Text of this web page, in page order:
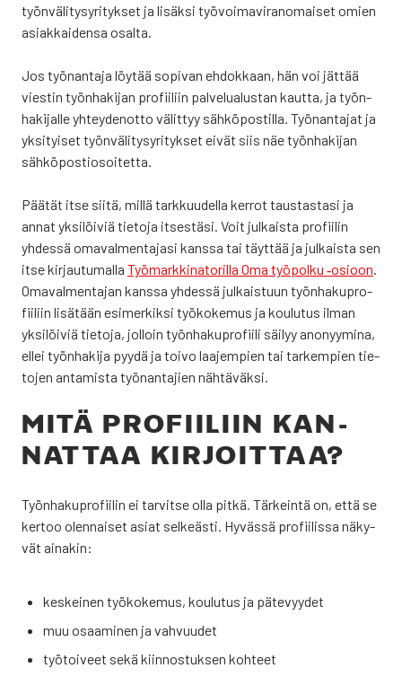
työn­vä­li­tys­yri­tyk­set ja lisäk­si työ­voi­ma­vi­ran­omai­set omien
asiak­kai­den­sa osal­ta.
Jos työ­nan­ta­ja löy­tää sopi­van ehdok­kaan, hän voi jät­tää
vies­tin työn­ha­ki­jan pro­fii­liin pal­ve­lua­lus­tan kaut­ta, ja työn­
ha­ki­jal­le yhtey­den­ot­to välit­tyy säh­kö­pos­til­la. Työ­nan­ta­jat ja
yksi­tyi­set työn­vä­li­tys­yri­tyk­set eivät siis näe työn­ha­ki­jan
säh­kö­pos­tio­soi­tet­ta.
Pää­tät itse sii­tä, mil­lä tark­kuu­del­la ker­rot taus­tas­ta­si ja
annat yksi­löi­viä tie­to­ja itses­tä­si. Voit jul­kais­ta pro­fii­lin
yhdes­sä oma­val­men­ta­ja­si kans­sa tai täyt­tää ja jul­kais­ta sen
itse kir­jau­tu­mal­la Työ­mark­ki­na­to­ril­la Oma työ­pol­ku ‑osioon.
Oma­val­men­ta­jan kans­sa yhdes­sä jul­kais­tuun työn­ha­ku­pro­
fii­liin lisä­tään esi­mer­kik­si työ­ko­ke­mus ja kou­lu­tus ilman
yksi­löi­viä tie­to­ja, jol­loin työn­ha­ku­pro­fii­li säi­lyy ano­nyy­mi­na,
ellei työn­ha­ki­ja pyy­dä ja toi­vo laa­jem­pien tai tar­kem­pien tie­
to­jen anta­mis­ta työ­nan­ta­jien näh­tä­väk­si.
MITÄ PRO­FII­LIIN KAN­
NAT­TAA KIR­JOIT­TAA?
Työn­ha­ku­pro­fii­lin ei tar­vit­se olla pit­kä. Tär­kein­tä on, että se
ker­too olen­nai­set asiat sel­keäs­ti. Hyväs­sä pro­fii­lis­sa näky­
vät aina­kin:
kes­kei­nen työ­ko­ke­mus, kou­lu­tus ja päte­vyy­det
muu osaa­mi­nen ja vah­vuu­det
työ­toi­veet sekä kiin­nos­tuk­sen koh­teet